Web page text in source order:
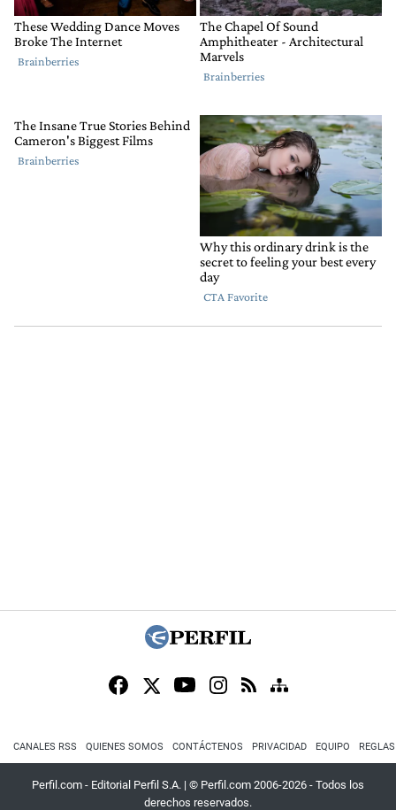
CANALES RSS QUIENES SOMOS CONTÁCTENOS PRIVACIDAD EQUIPO
Perfil.com - Editorial Perfil S.A. | © Perfil.com 2006-2026 - Todos los
derechos reservados.